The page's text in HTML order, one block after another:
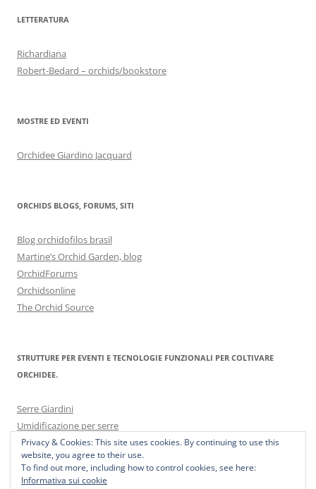
LETTERATURA
Richardiana
Robert-Bedard – orchids/bookstore
MOSTRE ED EVENTI
Orchidee Giardino Jacquard
ORCHIDS BLOGS, FORUMS, SITI
Blog orchidofilos brasil
Martine’s Orchid Garden, blog
OrchidForums
Orchidsonline
The Orchid Source
STRUTTURE PER EVENTI E TECNOLOGIE FUNZIONALI PER COLTIVARE
ORCHIDEE.
Serre Giardini
Umidificazione per serre
Privacy & Cookies: This site uses cookies. By continuing to use this
website, you agree to their use.
To find out more, including how to control cookies, see here:
Informativa sui cookie